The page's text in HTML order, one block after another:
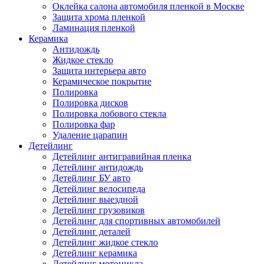
Оклейка салона автомобиля пленкой в Москве
Защита хрома пленкой
Ламинация пленкой
Керамика
Антидождь
Жидкое стекло
Защита интерьера авто
Керамическое покрытие
Полировка
Полировка дисков
Полировка лобового стекла
Полировка фар
Удаление царапин
Детейлинг
Детейлинг антигравийная пленка
Детейлинг антидождь
Детейлинг БУ авто
Детейлинг велосипеда
Детейлинг выездной
Детейлинг грузовиков
Детейлинг для спортивных автомобилей
Детейлинг деталей
Детейлинг жидкое стекло
Детейлинг керамика